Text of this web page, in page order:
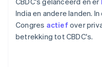
India en andere landen.
Congres actief over
betrekking tot CBDC's.